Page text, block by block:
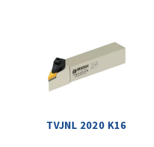
TVJNL 2020 K16